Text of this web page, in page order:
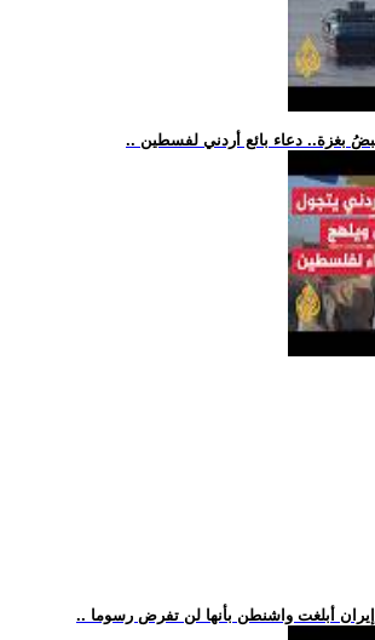
بغزة.. دعاء بائع أردني لفسطين
إيران أبلغت واشنطن بأنها لن تفرض رسوما